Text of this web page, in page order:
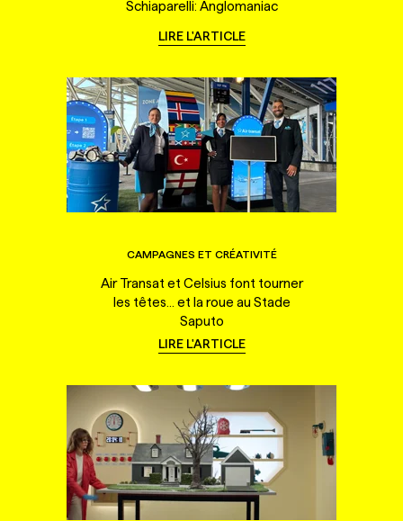
Schiaparelli: Anglomaniac
LIRE L'ARTICLE
CAMPAGNES ET CRÉATIVITÉ
Air Transat et Celsius font tourner
les têtes... et la roue au Stade
Saputo
LIRE L'ARTICLE